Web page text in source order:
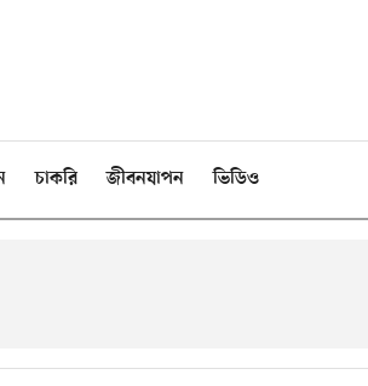
চাকরি জীবনযাপন ভিডিও